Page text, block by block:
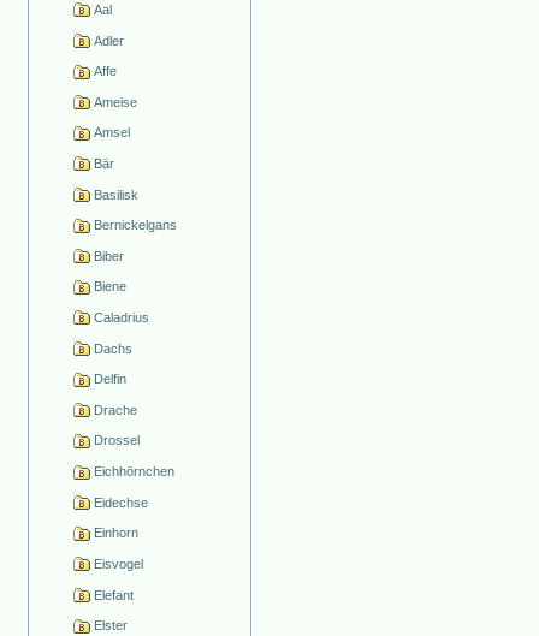
Aal
Adler
Affe
Ameise
Amsel
Bär
Basilisk
Bernickelgans
Biber
Biene
Caladrius
Dachs
Delfin
Drache
Drossel
Eichhörnchen
Eidechse
Einhorn
Eisvogel
Elefant
Elster